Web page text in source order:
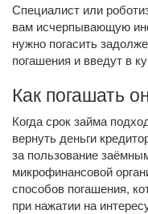
Специалист или
вам исчерпывающую
нужно погасить
погашения и введут в
Как погашать
Когда срок займа
вернуть деньги
за пользование
микрофинансовой
способов погашения,
при нажатии на